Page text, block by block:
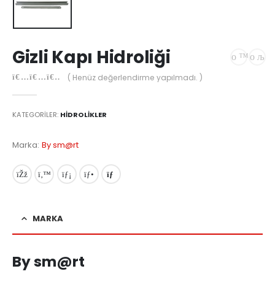
Gizli Kapı Hidroliği
( Henüz değerlendirme yapılmadı. )
KATEGORILER: HIDROLIKLER
Marka: By sm@rt
MARKA
By sm@rt